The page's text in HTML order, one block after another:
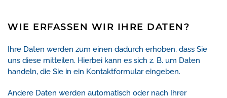
WIE ERFASSEN WIR IHRE DATEN?
Ihre Daten werden zum einen dadurch erhoben, dass Sie
uns diese mitteilen. Hierbei kann es sich z. B. um Daten
handeln, die Sie in ein Kontaktformular eingeben.
Andere Daten werden automatisch oder nach Ihrer